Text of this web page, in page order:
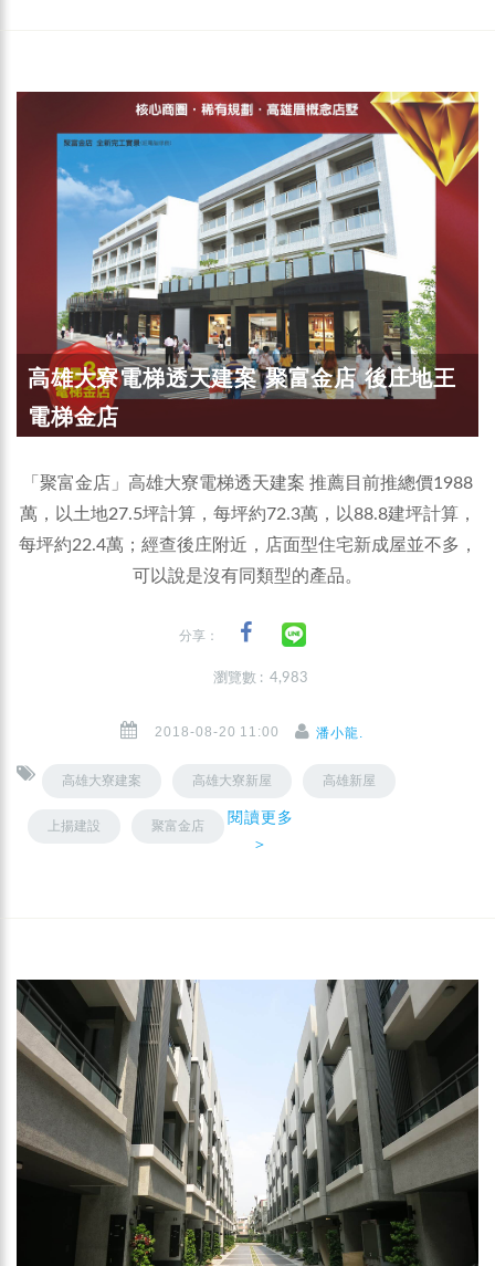
高雄大寮電梯透天建案 聚富金店 後庄地王
電梯金店
「聚富金店」高雄大寮電梯透天建案 推薦目前推總價1988
萬，以土地27.5坪計算，每坪約72.3萬，以88.8建坪計算，
每坪約22.4萬；經查後庄附近，店面型住宅新成屋並不多，
可以說是沒有同類型的產品。
分享：
瀏覽數 : 4,983
2018-08-20 11:00 潘小龍.
高雄大寮建案 高雄大寮新屋 高雄新屋
上揚建設 聚富金店
閱讀更多
＞